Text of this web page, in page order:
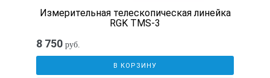
Измерительная телескопическая линейка
RGK TMS-3
8 750 руб.
В КОРЗИНУ